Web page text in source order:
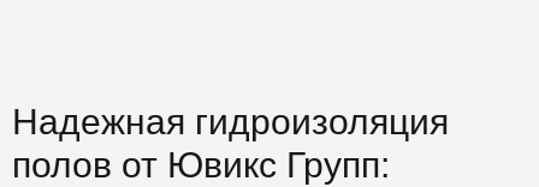
Надежная гидроизоляция
полов от Ювикс Групп: